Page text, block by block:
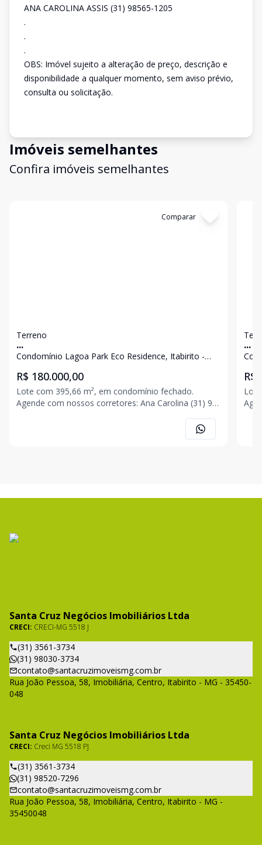
ANA CAROLINA ASSIS (31) 98565-1205
.
.
.
OBS: Imóvel sujeito a alteração de preço, descrição e
disponibilidade a qualquer momento, sem aviso prévio,
consulta ou solicitação.
Imóveis semelhantes
Confira imóveis semelhantes
Comparar
Terreno
...
Condomínio Lagoa Park Eco Residence, Itabirito -
R$ 180.000,00
Lote com 395,66 m², em condomínio fechado.
Agende com nossos corretores: Ana Carolina (31) 9
...
R$
Santa Cruz Negócios Imobiliários Ltda
CRECI: CRECI-MG 5518 J
(31) 3561-3734
(31) 98030-3734
contato@santacruzimoveismg.com.br
Rua João Pessoa, 58, Imobiliária, Centro, Itabirito - MG - 35450-
048
Santa Cruz Negócios Imobiliários Ltda
CRECI: Creci MG 5518 PJ
(31) 3561-3734
(31) 98520-7296
contato@santacruzimoveismg.com.br
Rua João Pessoa, 58, Imobiliária, Centro, Itabirito - MG -
35450048